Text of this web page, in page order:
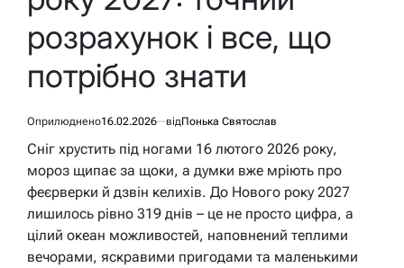
розрахунок і все, що
потрібно знати
Оприлюднено16.02.2026 відПонька Святослав
Сніг хрустить під ногами 16 лютого 2026 року,
мороз щипає за щоки, а думки вже мріють про
феєрверки й дзвін келихів. До Нового року 2027
лишилось рівно 319 днів – це не просто цифра, а
цілий океан можливостей, наповнений теплими
вечорами, яскравими пригодами та маленькими